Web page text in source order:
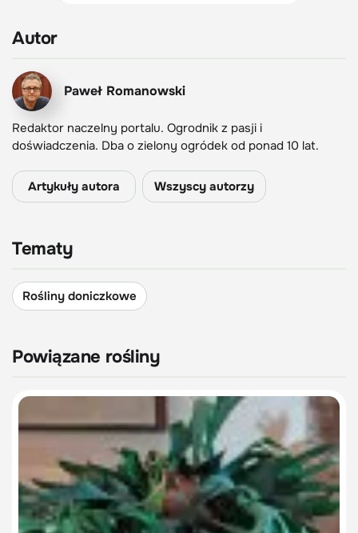
Autor
Paweł Romanowski
Redaktor naczelny portalu. Ogrodnik z pasji i
doświadczenia. Dba o zielony ogródek od ponad 10 lat.
Artykuły autora Wszyscy autorzy
Tematy
Rośliny doniczkowe
Powiązane rośliny